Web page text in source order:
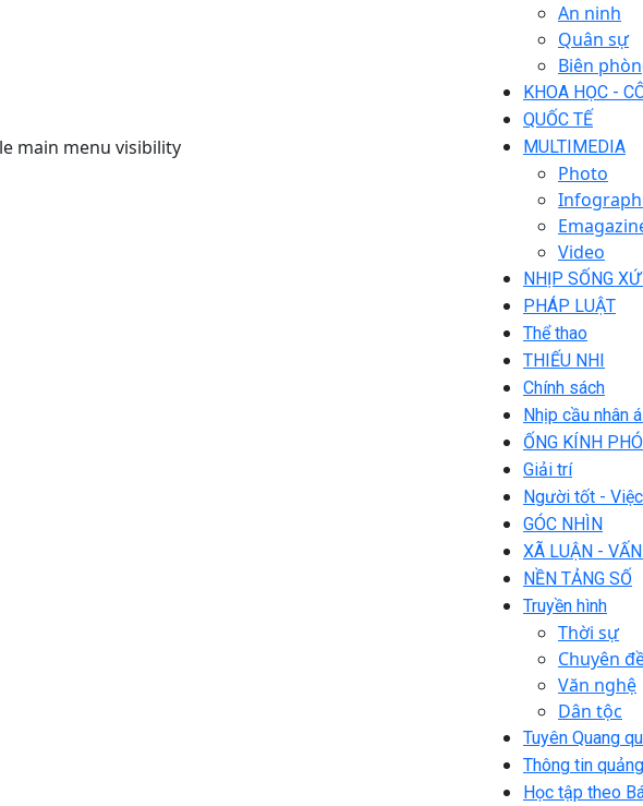
main menu visibility
An ninh
Quân sự
Biên
KHOA HỌC -
QUỐC TẾ
MULTIMEDIA
Photo
Video
NHỊP SỐNG
PHÁP LUẬT
Thể thao
THIẾU NHI
Chính sách
Nhịp cầu nhân
ỐNG KÍNH
Giải trí
Người tốt -
GÓC NHÌN
XÃ LUẬN -
NỀN TẢNG SỐ
Truyền hình
Thời sự
Chuyên
Văn nghệ
Dân tộc
Tuyên Quang
Thông tin
Học tập theo